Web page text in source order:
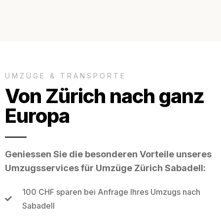
UMZÜGE & TRANSPORTE
Von Zürich nach ganz
Europa
Geniessen Sie die besonderen Vorteile unseres
Umzugsservices für Umzüge Zürich Sabadell:
100 CHF sparen bei Anfrage Ihres Umzugs nach
Sabadell